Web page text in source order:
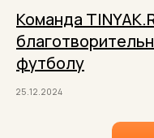
Команда
футболу
25.12.2024